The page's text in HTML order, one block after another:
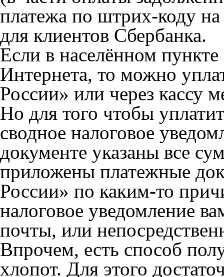
платежа по штрих-коду на
для клиентов Сбербанка.
Если в населённом
Интернета, то можно
России» или через кассу
Но для того чтобы
сводное налоговое
документе указаны все
приложены платежные
России» по каким-то
налоговое уведомление
почты, или
Впрочем, есть способ
хлопот. Для этого